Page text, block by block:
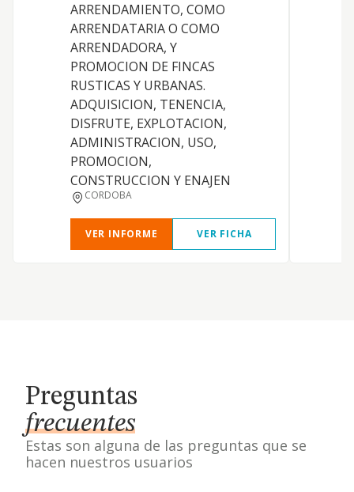
ARRENDAMIENTO, COMO
ARRENDATARIA O COMO
ARRENDADORA, Y
PROMOCION DE FINCAS
RUSTICAS Y URBANAS.
ADQUISICION, TENENCIA,
DISFRUTE, EXPLOTACION,
ADMINISTRACION, USO,
PROMOCION,
CONSTRUCCION Y ENAJEN
CORDOBA
VER INFORME VER FICHA
Preguntas
frecuentes
Estas son alguna de las preguntas que se
hacen nuestros usuarios